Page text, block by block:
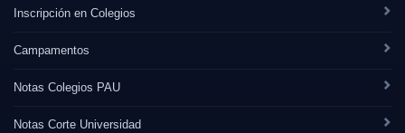
Inscripción en Colegios
Campamentos
Notas Colegios PAU
Notas Corte Universidad